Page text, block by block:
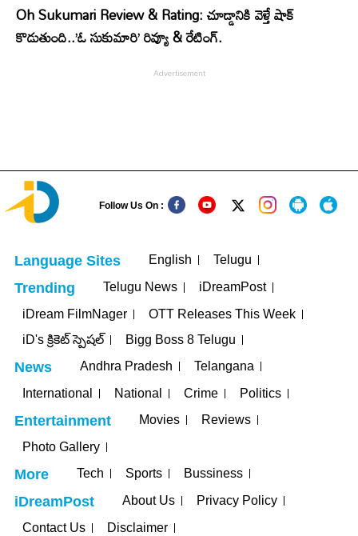
Oh Sukumari Review & Rating: చూడ్డానికి వెళ్తే షాక్
కొడుతుంది..’ఓ సుకుమారి’ రివ్యూ & రేటింగ్.
Follow Us On :
Language Sites English Telugu
Trending Telugu News
iDreamPost
iDream FilmNager
OTT Releases This Week
iD's క్రికెట్ స్పెషల్
Bigg Boss 8 Telugu
News Andhra Pradesh
Telangana
International
National Crime Politics
Entertainment Movies
Reviews
Photo Gallery
More Tech Sports Bussiness
iDreamPost About Us
Privacy Policy
Contact Us
Disclaimer